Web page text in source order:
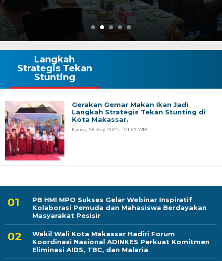
PB HMI MPO Sukses Gelar Webinar Inspiratif
Kolaborasi Pemuda dan Mahasiswa Berdayakan
Masyarakat Pesisir
Wakil Wali Kota Makassar Hadiri Forum
Koordinasi Nasional ADINKES Perkuat Komitmen
Eliminasi AIDS, TBC, dan Malaria
Langkah
Strategis Tekan
Stunting
Gerakan Gemar Makan Ikan Jadi
Langkah Strategis Tekan Stunting di
Kota Makassar.
Kamis, 18 Sep 2025 - 19:21 WIB